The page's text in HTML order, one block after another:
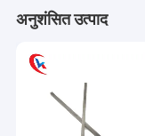
अनुशंसित उत्पाद